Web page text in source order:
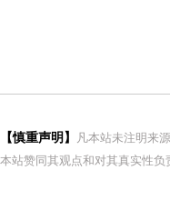
【慎重声明】
凡本站未注明来
本站赞同其观点和对其真实性